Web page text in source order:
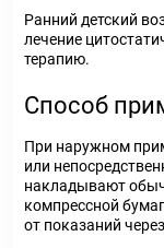
Ранний детский
лечение
терапию.
Способ
При наружном
или
накладывают
компрессной
от показаний